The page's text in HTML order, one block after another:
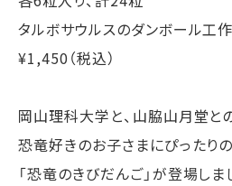
タルボサウルスのダンボール工
¥1,450（税込）
岡山理科大学と、山脇山月堂と
恐竜好きのお子さまにぴったりの
「恐竜のきびだんご」が登場しま